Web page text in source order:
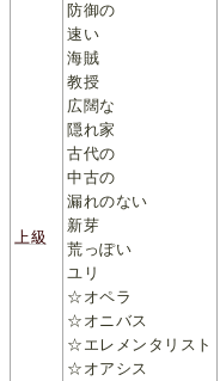
上級
防御の
速い
海賊
教授
広闊な
隠れ家
古代の
中古の
漏れのない
新芽
荒っぽい
ユリ
☆オペラ
☆オニバス
☆エレメンタリスト
☆オアシス